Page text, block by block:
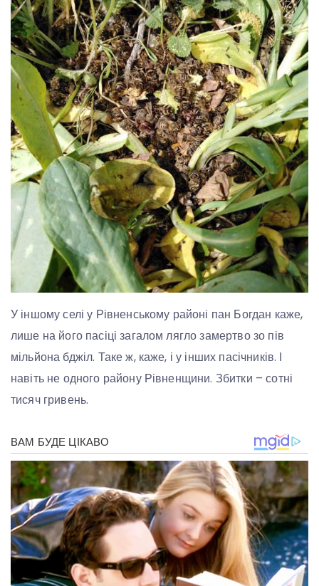
У іншому селі у Рівненському районі пан Богдан каже,
лише на його пасіці загалом лягло замертво зо пів
мільйона бджіл. Таке ж, каже, і у інших пасічників. І
навіть не одного району Рівненщини. Збитки – сотні
тисяч гривень.